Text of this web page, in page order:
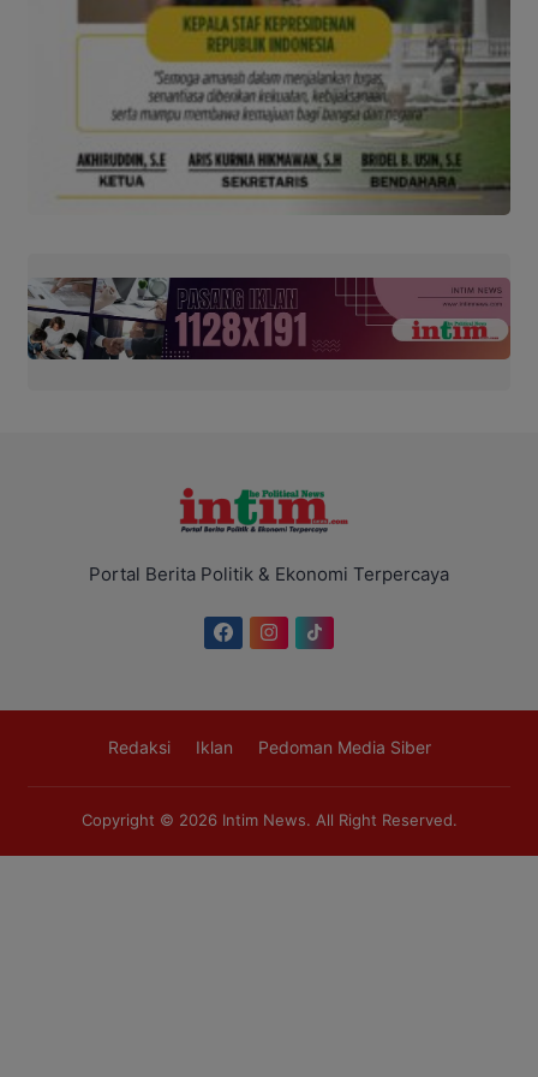
Portal Berita Politik & Ekonomi Terpercaya
Redaksi Iklan Pedoman Media Siber
Copyright © 2026 Intim News. All Right Reserved.